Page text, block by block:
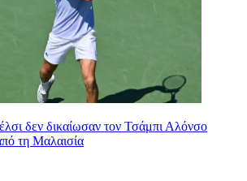
δεν δικαίωσαν τον Τσάμπι Αλόνσο
τη Μαλαισία